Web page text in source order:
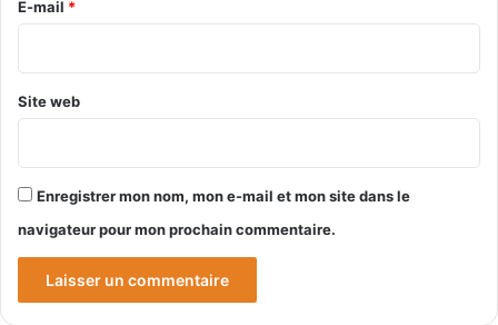
p
r
c
h
a
n
e
E-mail *
Site web
Enregistrer mon nom, mon e-mail et mon site dans le
navigateur pour mon prochain commentaire.